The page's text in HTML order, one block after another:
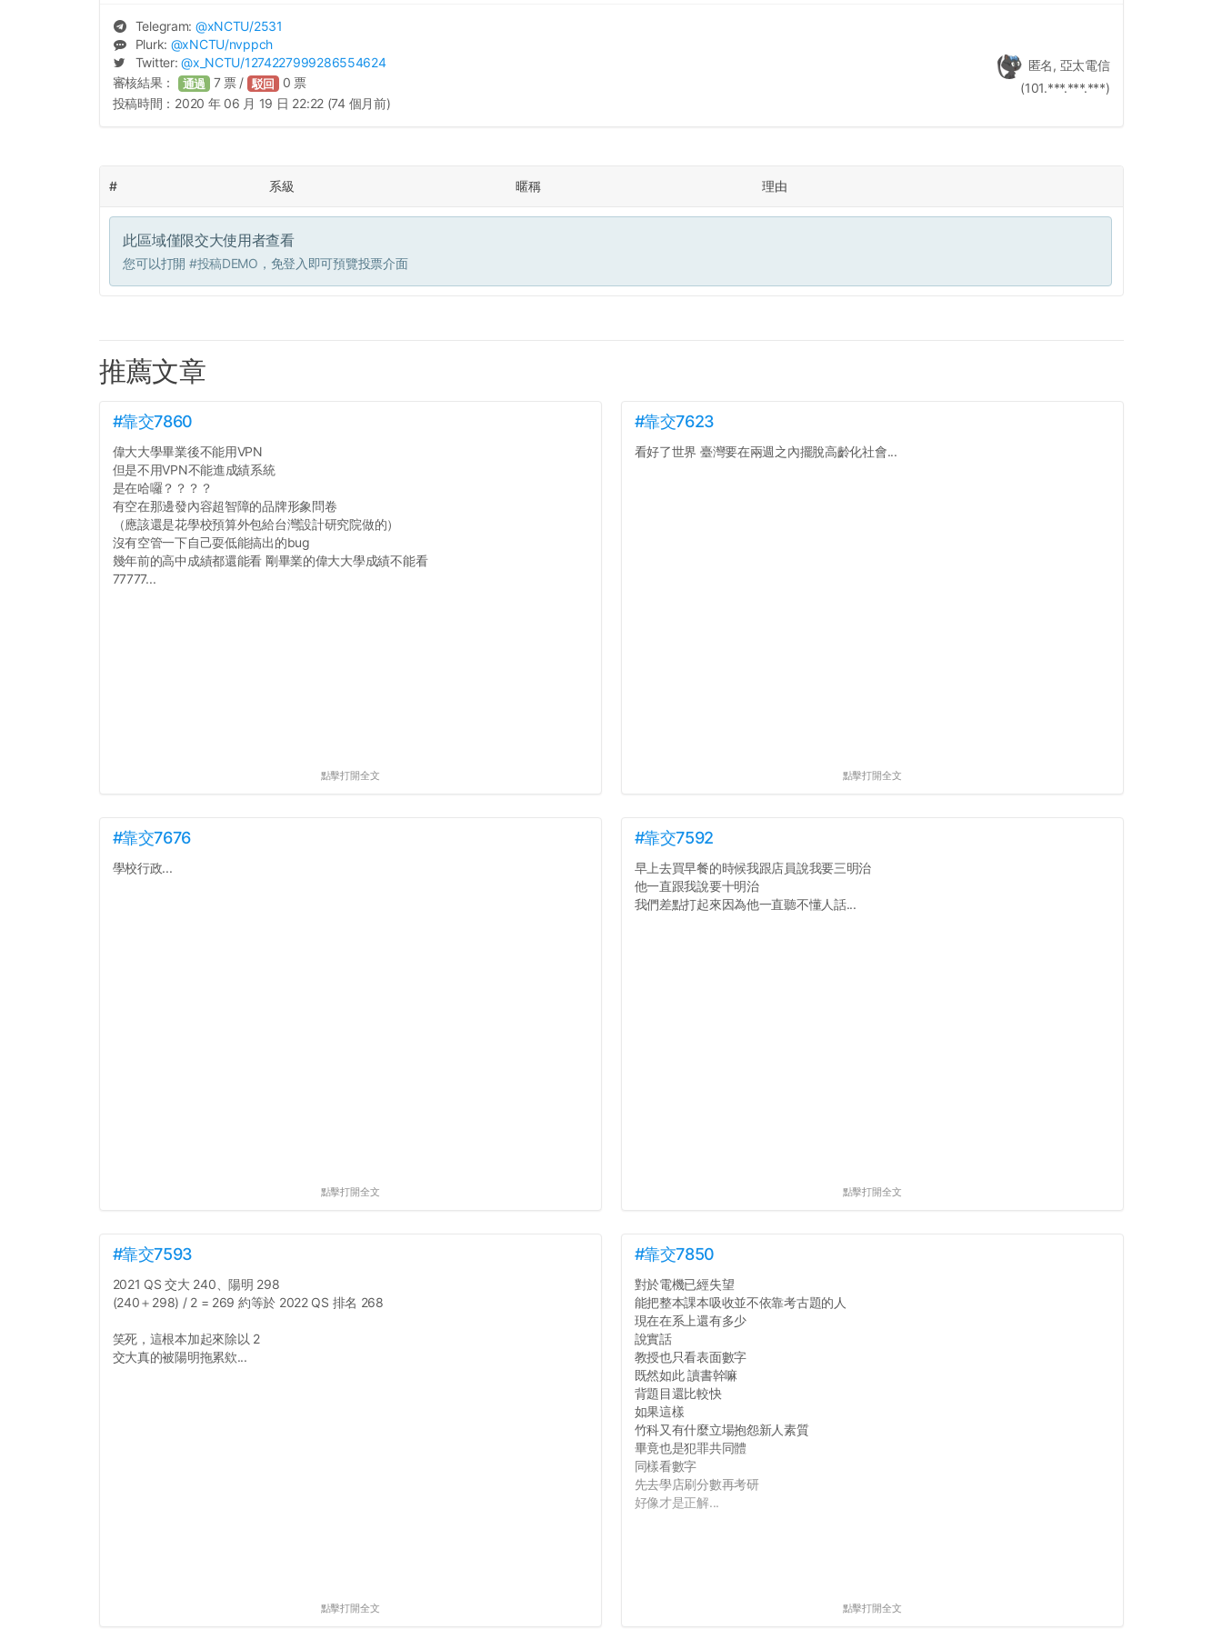
Telegram: @xNCTU/2531
Plurk: @xNCTU/nvppch
Twitter:@x_NCTU/1274227999286554624
匿名, 亞太電信
(101.***.***.***)
審核結果： 通過 7票 / 駁回 0 票
投稿時間： 2020 年 06 月 19 日 22:22 (74 個月前)
# 系級 暱稱 理由
此區域僅限交大使用者查看
您可以打開 #投稿DEMO ，免登入即可預覽投票介面
推薦文章
#靠交7860
偉大大學畢業後不能用VPN
但是不用VPN不能進成績系統
是在哈囉？？？？
有空在那邊發內容超智障的品牌形象問卷
（應該還是花學校預算外包給台灣設計研究院做的）
沒有空管一下自己耍低能搞出的bug
幾年前的高中成績都還能看 剛畢業的偉大大學成績不能看
77777...
點擊打開全文
#靠交7623
看好了世界 臺灣要在兩週之內擺脫高齡化社會...
點擊打開全文
#靠交7676
學校行政...
點擊打開全文
#靠交7592
早上去買早餐的時候我跟店員說我要三明治
他一直跟我說要十明治
我們差點打起來因為他一直聽不懂人話...
點擊打開全文
#靠交7593
2021 QS 交大 240、陽明 298
(240＋298) / 2 = 269 約等於 2022 QS 排名 268
笑死，這根本加起來除以 2
交大真的被陽明拖累欸...
點擊打開全文
#靠交7850
對於電機已經失望
能把整本課本吸收並不依靠考古題的人
現在在系上還有多少
說實話
教授也只看表面數字
既然如此 讀書幹嘛
背題目還比較快
如果這樣
竹科又有什麼立場抱怨新人素質
畢竟也是犯罪共同體
同樣看數字
先去學店刷分數再考研
好像才是正解...
點擊打開全文